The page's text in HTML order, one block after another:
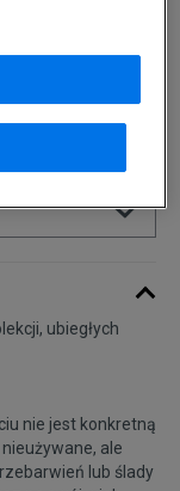
ubiegłych
nie jest konkretną
ale
lub ślady